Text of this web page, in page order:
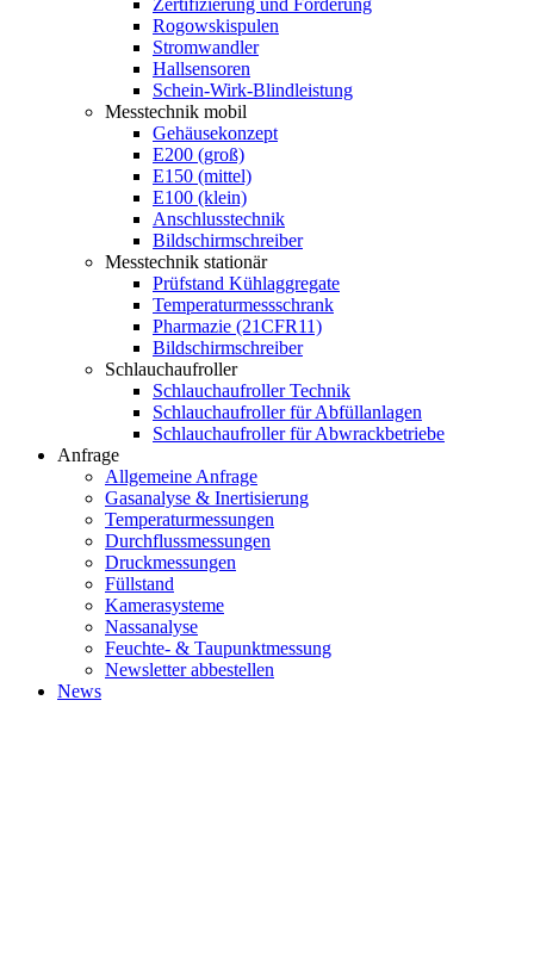
Zertifizierung und Förderung
Rogowskispulen
Stromwandler
Hallsensoren
Schein-Wirk-Blindleistung
Messtechnik mobil
Gehäusekonzept
E200 (groß)
E150 (mittel)
E100 (klein)
Anschlusstechnik
Bildschirmschreiber
Messtechnik stationär
Prüfstand Kühlaggregate
Temperaturmessschrank
Pharmazie (21CFR11)
Bildschirmschreiber
Schlauchaufroller
Schlauchaufroller Technik
Schlauchaufroller für Abfüllanlagen
Schlauchaufroller für Abwrackbetriebe
Anfrage
Allgemeine Anfrage
Gasanalyse & Inertisierung
Temperaturmessungen
Durchflussmessungen
Druckmessungen
Füllstand
Kamerasysteme
Nassanalyse
Feuchte- & Taupunktmessung
Newsletter abbestellen
News